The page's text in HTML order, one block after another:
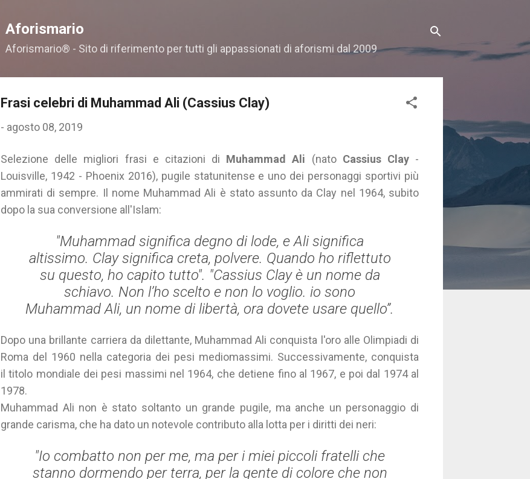
Aforismario
Aforismario® - Sito di riferimento per tutti gli appassionati di aforismi dal 2009
Frasi celebri di Muhammad Ali (Cassius Clay)
- agosto 08, 2019
Selezione delle migliori frasi e citazioni di Muhammad Ali (nato Cassius Clay-
Louisville, 1942 - Phoenix 2016), pugile statunitense e uno dei personaggi sportivi più
ammirati di sempre. Il nome Muhammad Ali è stato assunto da Clay nel 1964, subito
dopo la sua conversione all'Islam:
"Muhammad significa degno di lode, e Ali significa
altissimo. Clay significa creta, polvere. Quando ho riflettuto
su questo, ho capito tutto". "Cassius Clay è un nome da
schiavo. Non l’ho scelto e non lo voglio. io sono
Muhammad Ali, un nome di libertà, ora dovete usare quello”.
Dopo una brillante carriera da dilettante, Muhammad Ali conquista l'oro alle Olimpiadi di
Roma del 1960 nella categoria dei pesi mediomassimi. Successivamente, conquista
il titolo mondiale dei pesi massimi nel 1964, che detiene fino al 1967, e poi dal 1974 al
1978.
Muhammad Ali non è stato soltanto un grande pugile, ma anche un personaggio di
grande carisma, che ha dato un notevole contributo alla lotta per i diritti dei neri:
"Io combatto non per me, ma per i miei piccoli fratelli che
stanno dormendo per terra, per la gente di colore che non